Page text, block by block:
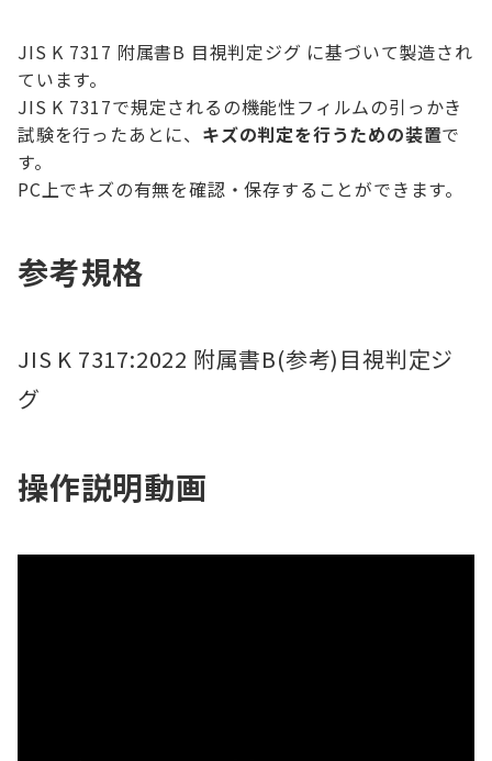
JIS K 7317 附属書B 目視判定ジグ に基づいて製造され
ています。
JIS K 7317で規定されるの機能性フィルムの引っかき
試験を行ったあとに、 キズの判定を行うための装置で
す。
PC上でキズの有無を確認・保存することができます。
参考規格
JIS K 7317:2022 附属書B(参考)目視判定ジ
グ
操作説明動画